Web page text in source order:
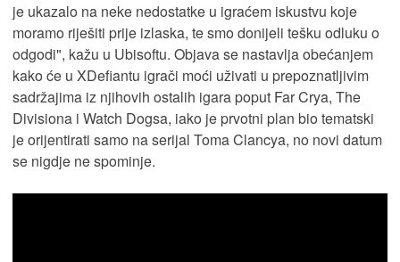
je ukazalo na neke nedostatke u igraćem iskustvu koje
moramo riješiti prije izlaska, te smo donijeli tešku odluku o
odgodi", kažu u Ubisoftu. Objava se nastavlja obećanjem
kako će u XDefiantu igrači moći uživati u prepoznatljivim
sadržajima iz njihovih ostalih igara poput Far Crya, The
Divisiona i Watch Dogsa, iako je prvotni plan bio tematski
je orijentirati samo na serijal Toma Clancya, no novi datum
se nigdje ne spominje.